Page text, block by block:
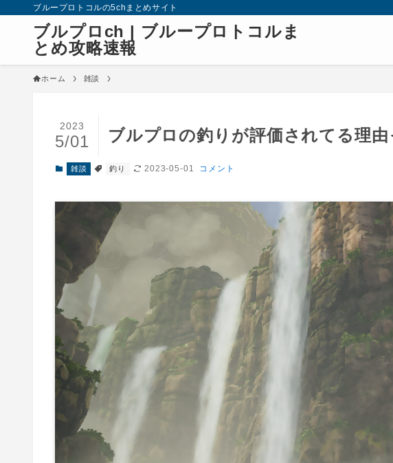
ブループロトコルの5chまとめサイト
ブルプロch | ブループロトコルま
とめ攻略速報
ホーム 雑談
ブルプロの釣りが評価されてる理由
2023
5/01
雑談 釣り 2023-05-01 コメント